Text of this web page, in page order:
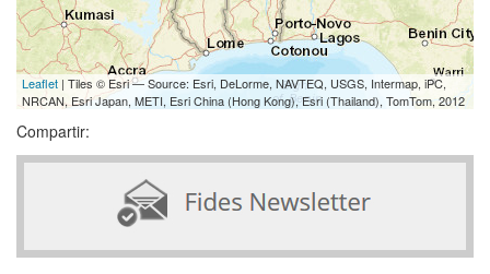
Leaflet | Tiles © Esri — Source: Esri, DeLorme, NAVTEQ, USGS, Intermap, iPC,
NRCAN, Esri Japan, METI, Esri China (Hong Kong), Esri (Thailand), TomTom, 2012
Compartir: